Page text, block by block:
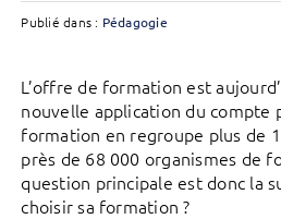
Publié dans : Pédagogie
L’offre de formation est
nouvelle application du compte
formation en regroupe plus de
près de 68 000 organismes de
question principale est donc la
choisir sa formation ?